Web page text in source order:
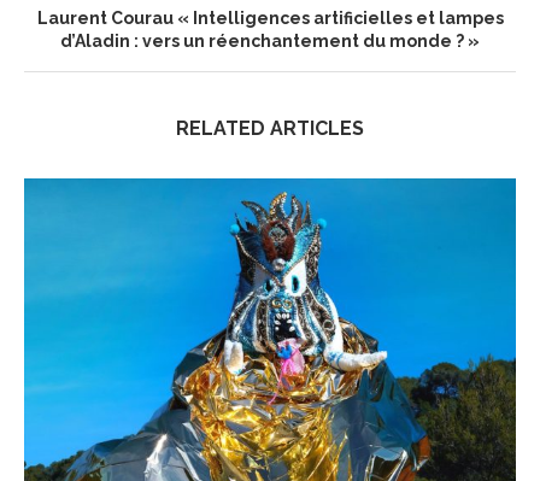
Laurent Courau « Intelligences artificielles et lampes
d’Aladin : vers un réenchantement du monde ? »
RELATED ARTICLES